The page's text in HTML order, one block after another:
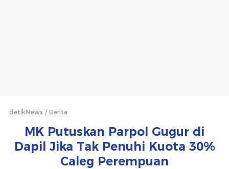
detikNews Berita
MK Putuskan Parpol Gugur di
Dapil Jika Tak Penuhi Kuota 30%
Caleg Perempuan